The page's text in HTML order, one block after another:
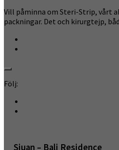
Vill påminna om Steri-Strip, vårt
packningar. Det och kirurgtejp,
Följ:
Sjuan – Bali Residence